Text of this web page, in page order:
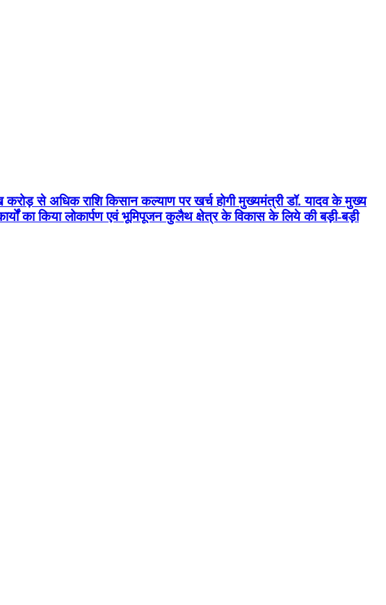
से अधिक राशि किसान कल्याण पर खर्च होगी मुख्यमंत्री डॉ. यादव के मुख्य
का किया लोकार्पण एवं भूमिपूजन कुलैथ क्षेत्र के विकास के लिये की बड़ी-बड़ी